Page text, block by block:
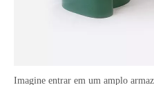
Imagine entrar em um amplo